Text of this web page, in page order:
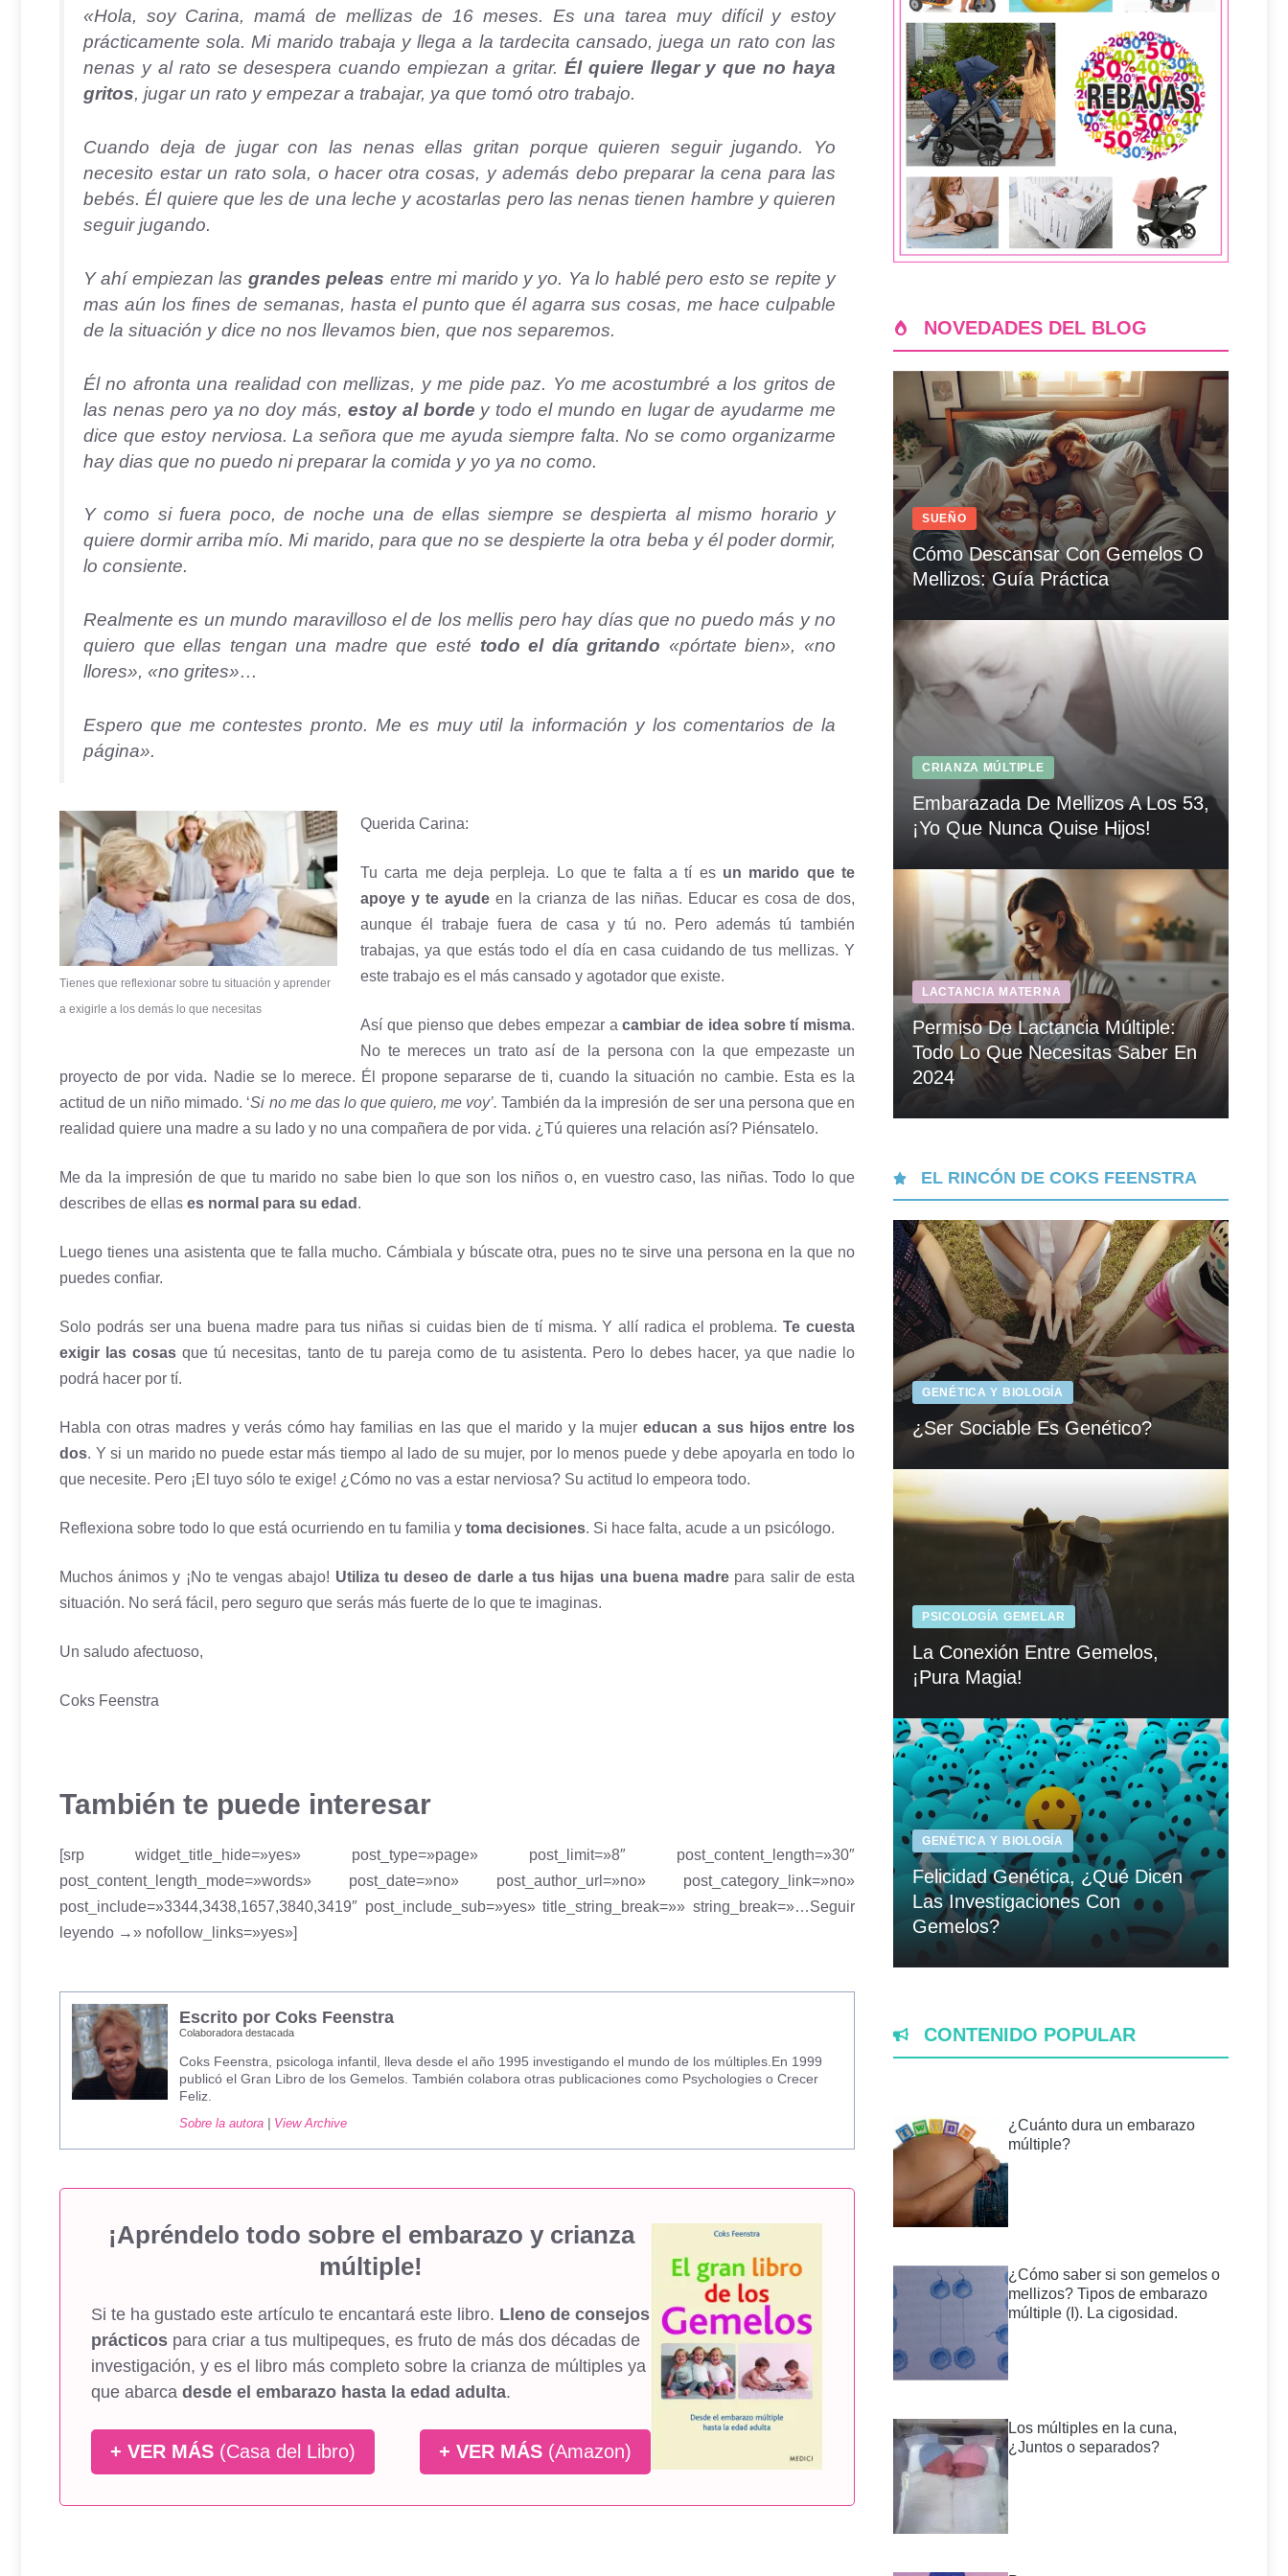
«Hola, soy Carina, mamá de mellizas de 16 meses. Es una tarea muy difícil y estoy
prácticamente sola. Mi marido trabaja y llega a la tardecita cansado, juega un rato con las
nenas y al rato se desespera cuando empiezan a gritar. Él quiere llegar y que no haya
gritos, jugar un rato y empezar a trabajar, ya que tomó otro trabajo.
Cuando deja de jugar con las nenas ellas gritan porque quieren seguir jugando. Yo
necesito estar un rato sola, o hacer otra cosas, y además debo preparar la cena para las
bebés. Él quiere que les de una leche y acostarlas pero las nenas tienen hambre y quieren
seguir jugando.
Y ahí empiezan las grandes peleas entre mi marido y yo. Ya lo hablé pero esto se repite y
mas aún los fines de semanas, hasta el punto que él agarra sus cosas, me hace culpable
de la situación y dice no nos llevamos bien, que nos separemos.
Él no afronta una realidad con mellizas, y me pide paz. Yo me acostumbré a los gritos de
las nenas pero ya no doy más, estoy al borde y todo el mundo en lugar de ayudarme me
dice que estoy nerviosa. La señora que me ayuda siempre falta. No se como organizarme
hay dias que no puedo ni preparar la comida y yo ya no como.
Y como si fuera poco, de noche una de ellas siempre se despierta al mismo horario y
quiere dormir arriba mío. Mi marido, para que no se despierte la otra beba y él poder dormir,
lo consiente.
Realmente es un mundo maravilloso el de los mellis pero hay días que no puedo más y no
quiero que ellas tengan una madre que esté todo el día gritando «pórtate bien», «no
llores», «no grites»…
Espero que me contestes pronto. Me es muy util la información y los comentarios de la
página».
Tienes que reflexionar sobre tu situación y aprender
a exigirle a los demás lo que necesitas
Querida Carina:
Tu carta me deja perpleja. Lo que te falta a tí es un marido que te
apoye y te ayude en la crianza de las niñas. Educar es cosa de dos,
aunque él trabaje fuera de casa y tú no. Pero además tú también
trabajas, ya que estás todo el día en casa cuidando de tus mellizas. Y
este trabajo es el más cansado y agotador que existe.
Así que pienso que debes empezar acambiar de idea sobre tí misma.
No te mereces un trato así de la persona con la que empezaste un
proyecto de por vida. Nadie se lo merece. Él propone separarse de ti, cuando la situación no cambie. Esta es la
actitud de un niño mimado. ‘Si no me das lo que quiero, me voy’.También da la impresión de ser una persona que en
realidad quiere una madre a su lado y no una compañera de por vida. ¿Tú quieres una relación así? Piénsatelo.
Me da la impresión de que tu marido no sabe bien lo que son los niños o, en vuestro caso, las niñas. Todo lo que
describes de ellas es normal para su edad .
Luego tienes una asistenta que te falla mucho. Cámbiala y búscate otra, pues no te sirve una persona en la que no
puedes confiar.
Solo podrás ser una buena madre para tus niñas si cuidas bien de tí misma. Y allí radica el problema.Te cuesta
exigir las cosas que tú necesitas, tanto de tu pareja como de tu asistenta. Pero lo debes hacer, ya que nadie lo
podrá hacer por tí.
Habla con otras madres y verás cómo hay familias en las que el marido y la mujer educan a sus hijos entre los
dos. Y si un marido no puede estar más tiempo al lado de su mujer, por lo menos puede y debe apoyarla en todo lo
que necesite. Pero ¡El tuyo sólo te exige! ¿Cómo no vas a estar nerviosa? Su actitud lo empeora todo.
Reflexiona sobre todo lo que está ocurriendo en tu familia y toma decisiones. Si hace falta, acude a un psicólogo.
Muchos ánimos y ¡No te vengas abajo! Utiliza tu deseo de darle a tus hijas una buena madre para salir de esta
situación. No será fácil, pero seguro que serás más fuerte de lo que te imaginas.
Un saludo afectuoso,
Coks Feenstra
También te puede interesar
[srp widget_title_hide=»yes» post_type=»page» post_limit=»8″ post_content_length=»30″
post_content_length_mode=»words» post_date=»no» post_author_url=»no» post_category_link=»no»
post_include=»3344,3438,1657,3840,3419″ post_include_sub=»yes» title_string_break=»» string_break=»…Seguir
leyendo →» nofollow_links=»yes»]
Escrito por Coks Feenstra
Colaboradora destacada
Coks Feenstra, psicologa infantil, lleva desde el año 1995 investigando el mundo de los múltiples.En 1999
publicó el Gran Libro de los Gemelos. También colabora otras publicaciones como Psychologies o Crecer
Feliz.
Sobre la autora View Archive
¡Apréndelo todo sobre el embarazo y crianza
múltiple!
Si te ha gustado este artículo te encantará este libro. Lleno de consejos
prácticos para criar a tus multipeques, es fruto de más dos décadas de
investigación, y es el libro más completo sobre la crianza de múltiples ya
que abarca desde el embarazo hasta la edad adulta.
+ VER MÁS (Casa del Libro) + VER MÁS (Amazon)
NOVEDADES DEL BLOG
SUEÑO
Cómo Descansar Con Gemelos O
Mellizos: Guía Práctica
CRIANZA MÚLTIPLE
Embarazada De Mellizos A Los 53,
¡Yo Que Nunca Quise Hijos!
LACTANCIA MATERNA
Permiso De Lactancia Múltiple:
Todo Lo Que Necesitas Saber En
2024
EL RINCÓN DE COKS FEENSTRA
GENÉTICA Y BIOLOGÍA
¿Ser Sociable Es Genético?
PSICOLOGÍA GEMELAR
La Conexión Entre Gemelos,
¡Pura Magia!
GENÉTICA Y BIOLOGÍA
Felicidad Genética, ¿Qué Dicen
Las Investigaciones Con
Gemelos?
CONTENIDO POPULAR
¿Cuánto dura un embarazo
múltiple?
¿Cómo saber si son gemelos o
mellizos? Tipos de embarazo
múltiple (I). La cigosidad.
Los múltiples en la cuna,
¿Juntos o separados?